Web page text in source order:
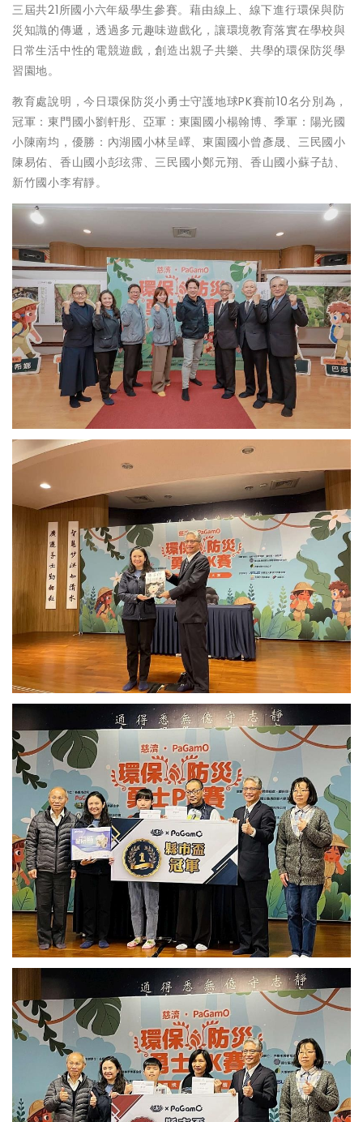
三屆共21所國小六年級學生參賽。藉由線上、線下進行環保與防
災知識的傳遞，透過多元趣味遊戲化，讓環境教育落實在學校與
日常生活中性的電競遊戲，創造出親子共樂、共學的環保防災學
習園地。
教育處說明，今日環保防災小勇士守護地球PK賽前10名分別為，
冠軍：東門國小劉軒彤、亞軍：東園國小楊翰博、季軍：陽光國
小陳南均，優勝：內湖國小林呈嶧、東園國小曾彥晟、三民國小
陳易佑、香山國小彭玹霈、三民國小鄭元翔、香山國小蘇子劼、
新竹國小李宥靜。